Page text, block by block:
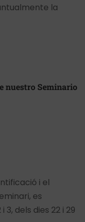
la
nuestro Seminario
i el
es
dels dies 22 i 29